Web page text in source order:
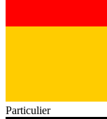
Particulier